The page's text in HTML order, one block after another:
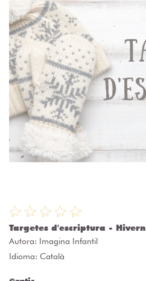
Targetes d'escriptura - Hivern
Autora: Imagina Infantil
Idioma: Català